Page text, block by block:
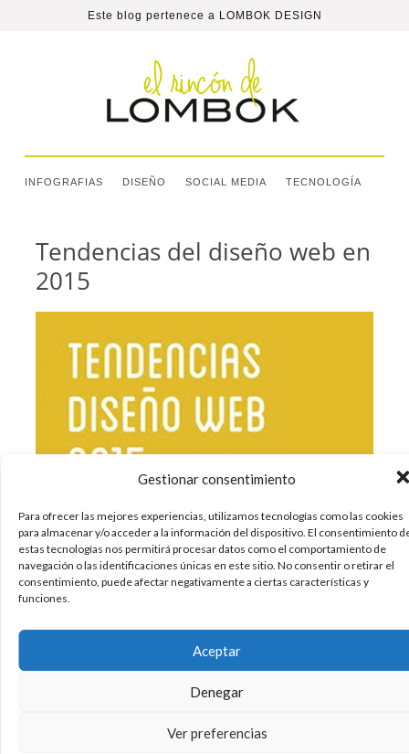
Gestionar consentimiento
Para ofrecer las mejores experiencias, utilizamos tecnologías como las cookies
para almacenar y/o acceder a la información del dispositivo. El consentimiento
estas tecnologías nos permitirá procesar datos como el comportamiento de
navegación o las identificaciones únicas en este sitio. No consentir o retirar el
consentimiento, puede afectar negativamente a ciertas características y
funciones.
Aceptar
Denegar
Ver preferencias
Este blog pertenece a LOMBOK DESIGN
INFOGRAFIAS DISEÑO SOCIAL MEDIA TECNOLOGÍA
Tendencias del diseño web en
2015
El mundo del diseño es un mundo cambiante en
el que hay que estar al día, pero el mundo del
diseño web cambia cada día. La tecnología web
está avanzando a una velocidad vertiginosa, en 3
años ha cambiado la manera de crear web
Diseño Internet Web